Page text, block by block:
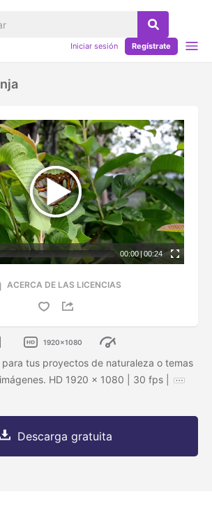
Iniciar sesión Regístrate
00:00|00:24
ACERCA DE LAS LICENCIAS
1920x1080
tus proyectos de naturaleza o temas
HD 1920 x 1080 | 30 fps |
Descarga gratuita